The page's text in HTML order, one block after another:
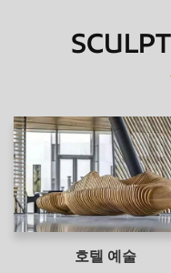
보유하고 있으며 목재,
및 기술을 사용하여 우
공유하여 사람들이 생
니다. 귀하가 개인, 비즈
을 사용자 정의 해야하
를 제공 할 수 있습니
현실로 바꾸고 당신을
다. 저희에게 연락하여
호텔 예술